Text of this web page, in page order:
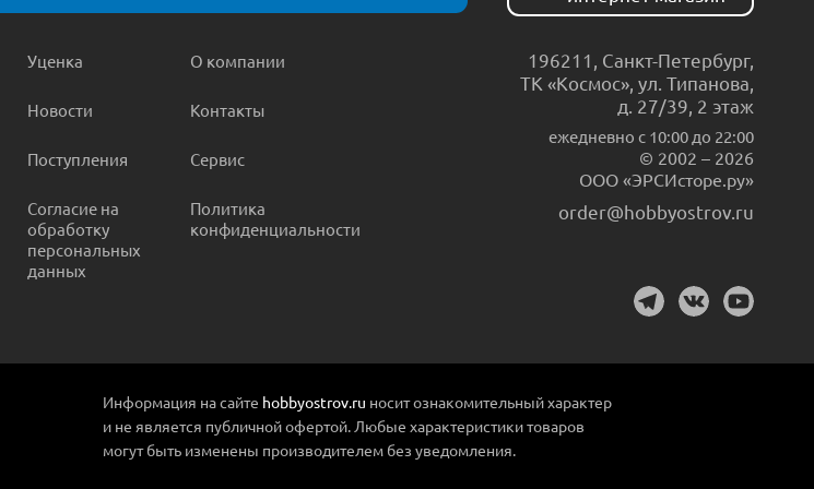
Уценка
Новости
Поступления
Согласие на
обработку
персональных
данных
О компании
Контакты
Сервис
Политика
конфиденциальности
196211 Санкт-Петербург,
ТК «Космос», ул. Типанова,
д. 27/39, 2 этаж
ежедневно c 10:00 до 22:00
© 2002 – 2026
ООО «ЭРСИсторе.ру»
order@hobbyostrov.ru
Информация на сайте hobbyostrov.ru носит ознакомительный характер
и не является публичной офертой. Любые характеристики товаров
могут быть изменены производителем без уведомления.